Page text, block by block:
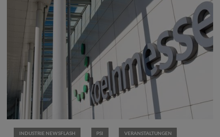
INDUSTRIE NEWSFLASH PSI VERANSTALTUNGEN